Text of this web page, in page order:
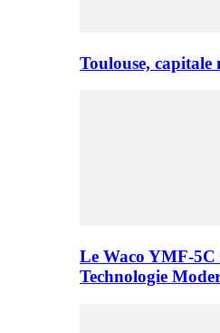
Toulouse, capitale
Le Waco YMF-
Technologie